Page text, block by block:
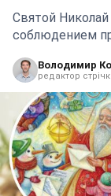
Святой
соблюдением
Володимир
редактор